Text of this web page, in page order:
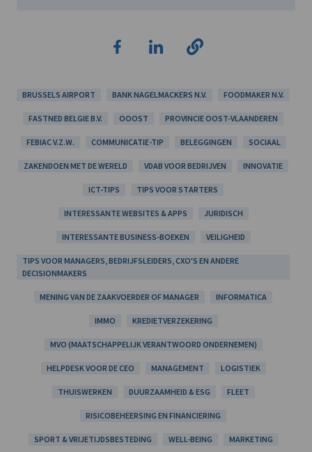
BRUSSELS AIRPORT BANK NAGELMACKERS N.V. FOODMAKER N.V.
FASTNED BELGIE B.V. OOOST PROVINCIE OOST-VLAANDEREN
FEBIAC V.Z.W. COMMUNICATIE-TIP BELEGGINGEN SOCIAAL
ZAKENDOEN MET DE WERELD VDAB VOOR BEDRIJVEN INNOVATIE
ICT-TIPS TIPS VOOR STARTERS
INTERESSANTE WEBSITES & APPS JURIDISCH
INTERESSANTE BUSINESS-BOEKEN VEILIGHEID
TIPS VOOR MANAGERS, BEDRIJFSLEIDERS, CXO'S EN ANDERE
DECISIONMAKERS
MENING VAN DE ZAAKVOERDER OF MANAGER INFORMATICA
IMMO KREDIETVERZEKERING
MVO (MAATSCHAPPELIJK VERANTWOORD ONDERNEMEN)
HELPDESK VOOR DE CEO MANAGEMENT LOGISTIEK
THUISWERKEN DUURZAAMHEID & ESG FLEET
RISICOBEHEERSING EN FINANCIERING
SPORT & VRIJETIJDSBESTEDING WELL-BEING MARKETING